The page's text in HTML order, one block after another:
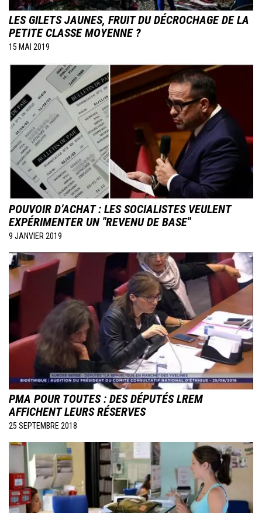
LES GILETS JAUNES, FRUIT DU DÉCROCHAGE DE LA
PETITE CLASSE MOYENNE ?
15 MAI 2019
Image
POUVOIR D’ACHAT : LES SOCIALISTES VEULENT
EXPÉRIMENTER UN "REVENU DE BASE"
9 JANVIER 2019
PMA POUR TOUTES : DES DÉPUTÉS LREM
AFFICHENT LEURS RÉSERVES
25 SEPTEMBRE 2018
Image